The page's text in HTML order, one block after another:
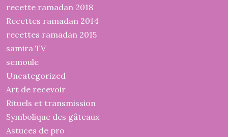
recette ramadan 2018
Recettes ramadan 2014
recettes ramadan 2015
samira TV
semoule
Uncategorized
Art de recevoir
Rituels et transmission
Symbolique des gâteaux
Astuces de pro